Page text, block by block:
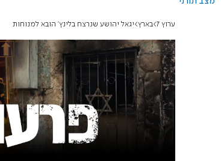
ערוץ 7 בארץ יגאל יהושע שנרצח בלינץ' הובא למנוחות